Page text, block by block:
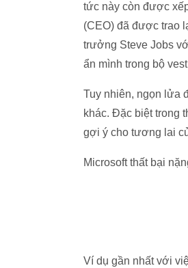
tức này còn được
(CEO) đã được trao
trưởng Steve Jobs
ẩn mình trong bộ
Tuy nhiên, ngọn lửa
khác. Đặc biệt trong
gợi ý cho tương lai
Microsoft thất bại
Ví dụ gần nhất với